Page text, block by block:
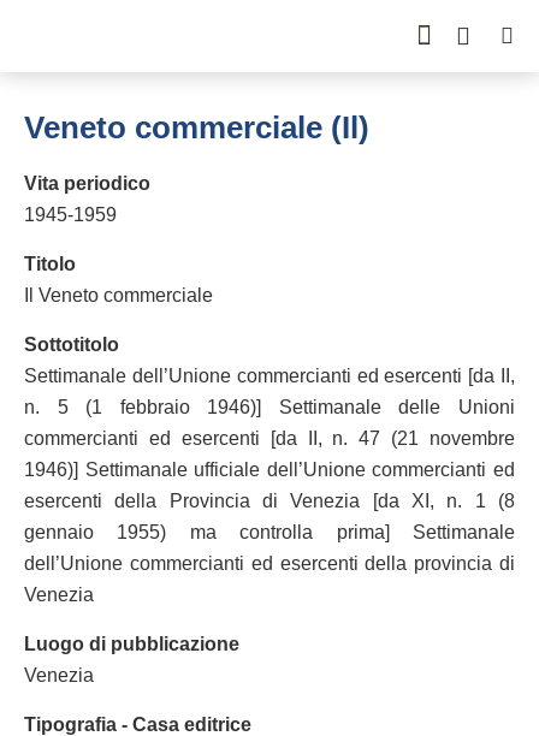
Veneto commerciale (Il)
Vita periodico
1945-1959
Titolo
Il Veneto commerciale
Sottotitolo
Settimanale dell’Unione commercianti ed esercenti [da II,
n. 5 (1 febbraio 1946)] Settimanale delle Unioni
commercianti ed esercenti [da II, n. 47 (21 novembre
1946)] Settimanale ufficiale dell’Unione commercianti ed
esercenti della Provincia di Venezia [da XI, n. 1 (8
gennaio 1955) ma controlla prima] Settimanale
dell’Unione commercianti ed esercenti della provincia di
Venezia
Luogo di pubblicazione
Venezia
Tipografia - Casa editrice